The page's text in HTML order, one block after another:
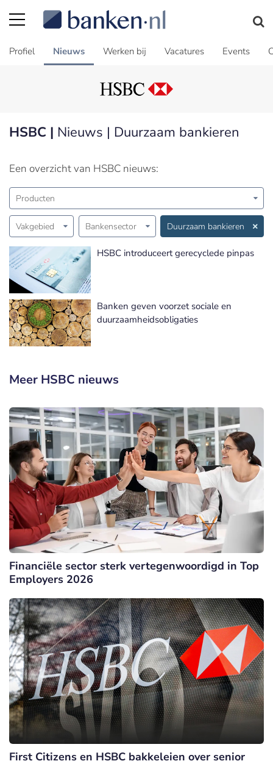
Profiel Nieuws Werken bij Vacatures Events
HSBC | Nieuws | Duurzaam bankieren
Een overzicht van HSBC nieuws:
Producten
Vakgebied Bankensector Duurzaam bankieren
HSBC introduceert gerecyclede pinpas
Banken geven voorzet sociale en
duurzaamheidsobligaties
Meer HSBC nieuws
Financiële sector sterk vertegenwoordigd in Top
Employers 2026
First Citizens en HSBC bakkeleien over senior